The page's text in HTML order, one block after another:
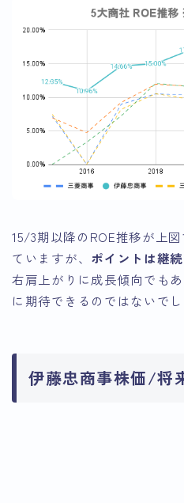
15/3期以降のROE推移が上
ていますが、 ポイントは継
右肩上がりに成長傾向でも
に期待できるのではないでし
伊藤忠商事株価/将